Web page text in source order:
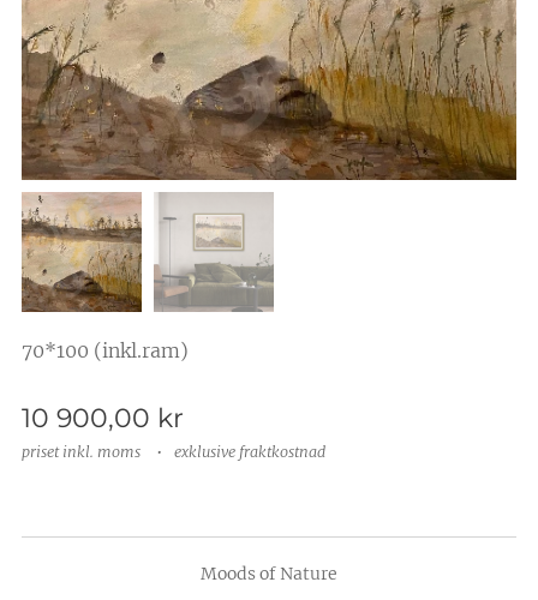
70*100 (inkl.ram)
10 900,00 kr
priset inkl. moms exklusive fraktkostnad
Moods of Nature